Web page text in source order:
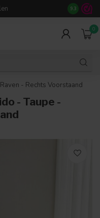
14 dagen
9.3
0
- Rechts Voorstaand
- Taupe -